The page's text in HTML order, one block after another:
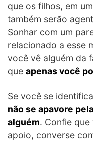
que os filhos, em
também serão
Sonhar com um
relacionado a esse
você vê alguém da
que apenas você
Se você se
não se apavore
alguém. Confie
apoio, converse